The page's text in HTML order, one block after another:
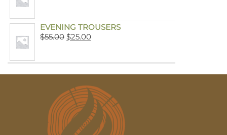
EVENING TROUSERS
$55.00 $25.00